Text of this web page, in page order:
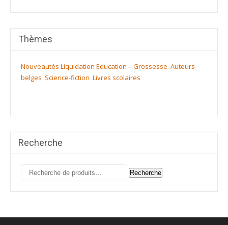
Thèmes
Nouveautés Liquidation Education – Grossesse Auteurs
belges Science-fiction Livres scolaires
Recherche
Recherche
Recherche